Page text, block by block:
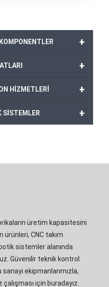
+
+
+
HİZMETLERİ
+
SİSTEMLER
üretim kapasitesini
CNC takım
sistemler alanında
Güvenilir teknik kontrol
ekipmanlarımızla,
için buradayız.